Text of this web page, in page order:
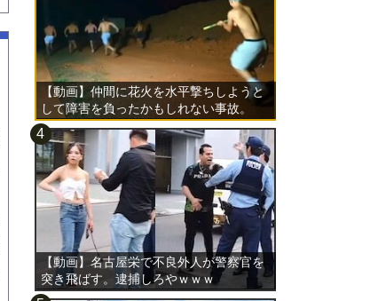
【動画】仲間に花火を水平撃ちしようと
して障害を負ったかもしれない事故。
【動画】名古屋栄で不良外人が警察官を
突き飛ばす。逮捕しろやｗｗｗ